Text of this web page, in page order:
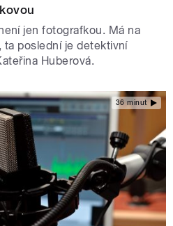
jen fotografkou. Má na
ta poslední je detektivní
Huberová.
36 minut